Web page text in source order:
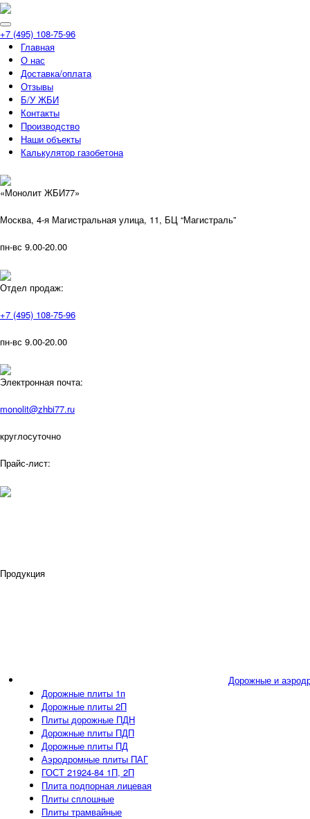
+7 (495) 108-75-96
Главная
О нас
Доставка/оплата
Отзывы
Б/У ЖБИ
Контакты
Производство
Наши объекты
Калькулятор газобетона
«Монолит ЖБИ77»
Москва, 4-я Магистральная улица, 11, ​БЦ “Магистраль”
пн-вс 9.00-20.00
Отдел продаж:
+7 (495) 108-75-96
пн-вс 9.00-20.00
Электронная почта:
monolit@zhbi77.ru
круглосуточно
Прайс-лист:
Продукция
Дорожные и
Дорожные плиты 1п
Дорожные плиты 2П
Плиты дорожные ПДН
Дорожные плиты ПДП
Дорожные плиты ПД
Аэродромные плиты ПАГ
ГОСТ 21924-84 1П, 2П
Плита подпорная лицевая
Плиты сплошные
Плиты трамвайные